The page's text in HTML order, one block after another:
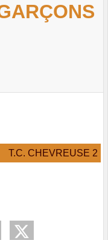
T.C. CHEVREUSE 2